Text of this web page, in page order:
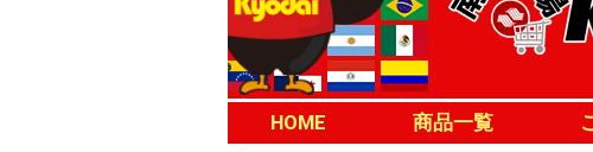
HOME 商品一覧